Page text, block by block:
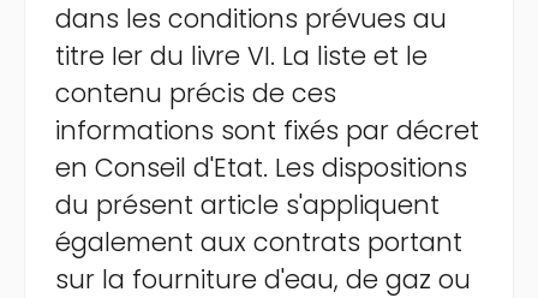
dans les conditions prévues au
titre Ier du livre VI. La liste et le
contenu précis de ces
informations sont fixés par décret
en Conseil d'Etat. Les dispositions
du présent article s'appliquent
également aux contrats portant
sur la fourniture d'eau, de gaz ou